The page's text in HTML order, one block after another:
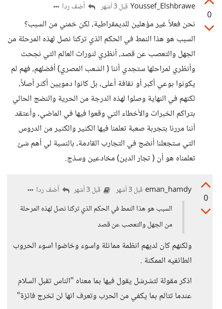
0
Youssef_Elshbrawe قبل 3 أشهر أضف ردا
نحن فعلاً غير مؤهلين للديمقراطية، لكن خمني من السبب؟
السبب هو هذا النمط في الحكم الذي تركنا نصل لهذه المرحلة من
الجهل والتعصب عن قصد، أنظري لثورات العالم التي نجحت
وأنظري لمراحلها ستجدي أننا ( الشعب المصري) أفضلهم، فهم لم
يكونوا بوعي أكبر أو ثقافة أعلى، بل كانوا دمويين أكثر أصلاً،
لكنهم في النهاية وصلوا لهذه الدرجة من الحرية والنضج الحالي
بتراكم الخبرات والأخطاء التي وقعوا فيها في الماضي، وأعتقد
أننا مررنا بتجربة صعبة تعلمنا فيها الكثير والكثير من الدروس
التي ستجعلنا أنضج في التجارب القادمة، بالنسبة لي أهم شئ
تعلمناه هو أن ( تجار الدين) مخادعين وسذج.
0
eman_hamdy قبل 3 أشهر قبل 3 أشهر
أضف ردا
السبب هو هذا النمط في الحكم الذي تركنا نصل لهذه المرحلة
من الجهل والتعصب عن قصد
ولكنهم كان لديهم انظمة مماثلة واسوء وخاضوا اسوء الحروب
الطائفيه الممكنة .
اذكر مقولة لتشرشل يقول فيها بما معناه "الناس تقبل السلام
عندما تتالم بما يكفي من الحرب وتعرف انها لن تخرج فائزة"